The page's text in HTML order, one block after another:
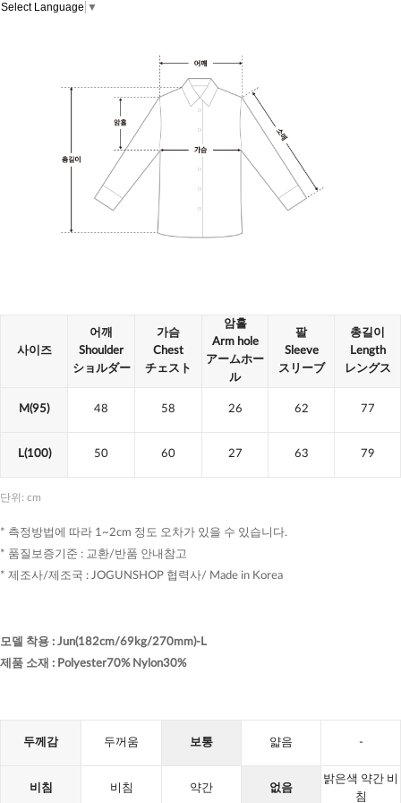
Select Language ▼
사이즈
어깨
Shoulder
ショルダー
가슴
Chest
チェスト
암홀
Arm hole
アームホー
ル
팔
Sleeve
スリーブ
총길이
Length
レングス
M(95) 48 58 26 62 77
L(100) 50 60 27 63 79
단위: cm
* 측정방법에 따라 1~2cm 정도 오차가 있을 수 있습니다.
* 품질보증기준 : 교환/반품 안내참고
* 제조사/제조국 : JOGUNSHOP 협력사/ Made in Korea
모델 착용 : Jun(182cm/69kg/270mm)-L
제품 소재 : Polyester70% Nylon30%
두께감 두꺼움 보통 얇음 -
비침 비침 약간 없음
밝은색 약간 비
침